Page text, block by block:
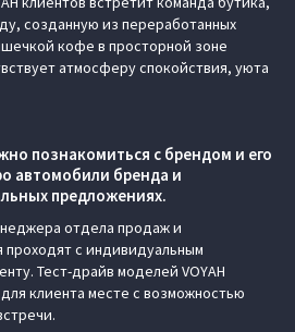
созданную из переработанных
кофе в просторной зоне
атмосферу спокойствия, уюта
познакомиться с брендом и его
автомобили бренда и
предложениях.
отдела продаж и
проходят с индивидуальным
Тест-драйв моделей VOYAH
клиента месте с возможностью